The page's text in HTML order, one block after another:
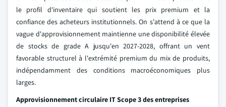
le profil d'inventaire qui soutient les prix premium et la
confiance des acheteurs institutionnels. On s'attend à ce que la
vague d'approvisionnement maintienne une disponibilité élevée
de stocks de grade A jusqu'en 2027-2028, offrant un vent
favorable structurel à l'extrémité premium du mix de produits,
indépendamment des conditions macroéconomiques plus
larges.
Approvisionnement circulaire IT Scope 3 des entreprises